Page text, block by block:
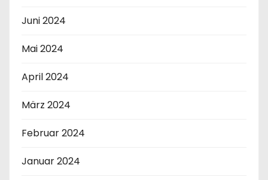
Juni 2024
Mai 2024
April 2024
März 2024
Februar 2024
Januar 2024